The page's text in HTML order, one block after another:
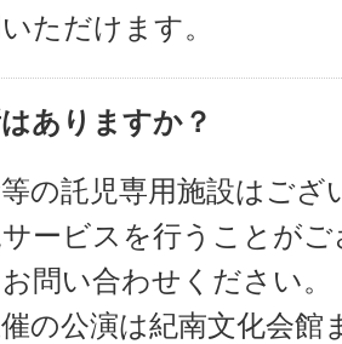
ただけます。
ありますか？
の託児専用施設はご
ービスを行うことが
問い合わせください。
の公演は紀南文化会